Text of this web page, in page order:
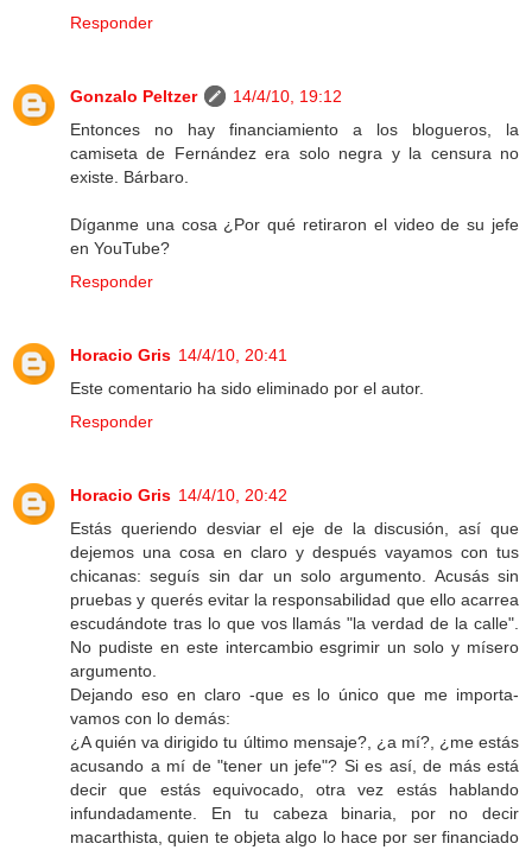
Responder
Gonzalo Peltzer
14/4/10, 19:12
Entonces no hay financiamiento a los blogueros, la
camiseta de Fernández era solo negra y la censura no
existe. Bárbaro.
Díganme una cosa ¿Por qué retiraron el video de su jefe
en YouTube?
Responder
Horacio Gris 14/4/10, 20:41
Este comentario ha sido eliminado por el autor.
Responder
Horacio Gris 14/4/10, 20:42
Estás queriendo desviar el eje de la discusión, así que
dejemos una cosa en claro y después vayamos con tus
chicanas: seguís sin dar un solo argumento. Acusás sin
pruebas y querés evitar la responsabilidad que ello acarrea
escudándote tras lo que vos llamás "la verdad de la calle".
No pudiste en este intercambio esgrimir un solo y mísero
argumento.
Dejando eso en claro -que es lo único que me importa-
vamos con lo demás:
¿A quién va dirigido tu último mensaje?, ¿a mí?, ¿me estás
acusando a mí de "tener un jefe"? Si es así, de más está
decir que estás equivocado, otra vez estás hablando
infundadamente. En tu cabeza binaria, por no decir
macarthista, quien te objeta algo lo hace por ser financiado